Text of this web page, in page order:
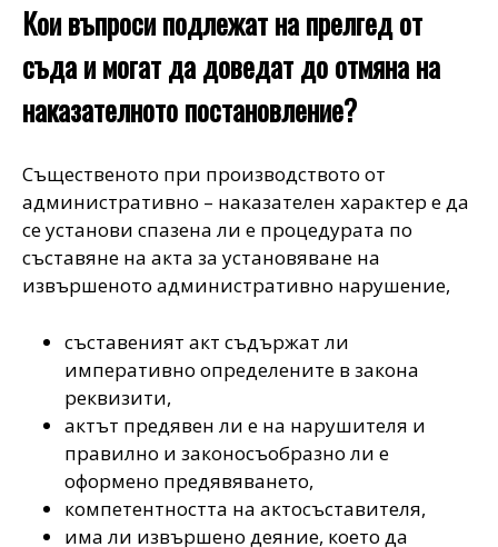
Кои въпроси подлежат на прелгед от
съда и могат да доведат до отмяна на
наказателното постановление?
Същественото при производството от
административно – наказателен характер е да
се установи спазена ли е процедурата по
съставяне на акта за установяване на
извършеното административно нарушение,
съставеният акт съдържат ли
императивно определените в закона
реквизити,
актът предявен ли е на нарушителя и
правилно и законосъобразно ли е
оформено предявяването,
компетентността на актосъставителя,
има ли извършено деяние, което да